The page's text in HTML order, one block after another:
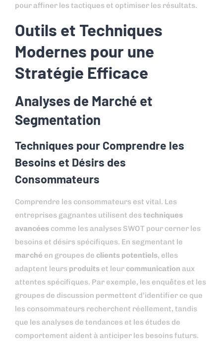
pour affiner les tactiques et optimiser les résultats.
Outils et Techniques
Modernes pour une
Stratégie Efficace
Analyses de Marché et
Segmentation
Techniques pour Comprendre les
Besoins et Désirs des
Consommateurs
Comprendre les consommateurs est vital. Les
entreprises gagnantes utilisent destechniques
avancées comme les analyses SWOT pour cerner les
besoins et désirs spécifiques. En segmentant le
marché en groupes de clients potentiels, elles
adaptent leurs produits et leurcommunication aux
attentes spécifiques. Par exemple, les enquêtes et les
groupes de discussion permettent d’identifier ce que
les consommateurs recherchent réellement, tandis
que les analyses de tendances et les études de
comportement aident à anticiper les besoins futurs.